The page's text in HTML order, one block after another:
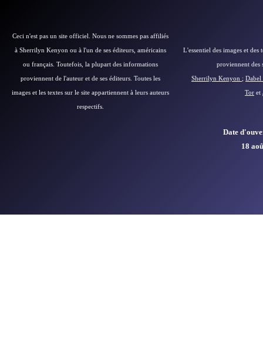
Ceci n'est pas un site officiel. Nous ne sommes pas affiliés
à Sherrilyn Kenyon ou à l'un de ses éditeurs, américains
ou français. Toutefois, la plupart des informations
proviennent de l'auteur et de ses éditeurs. Toutes les
images et les textes sur le site appartiennent à leurs auteurs
respectifs.
L'essentiel des images et
proviennent des
Sherrilyn Kenyon ; Dabel
Tor et
Date
18